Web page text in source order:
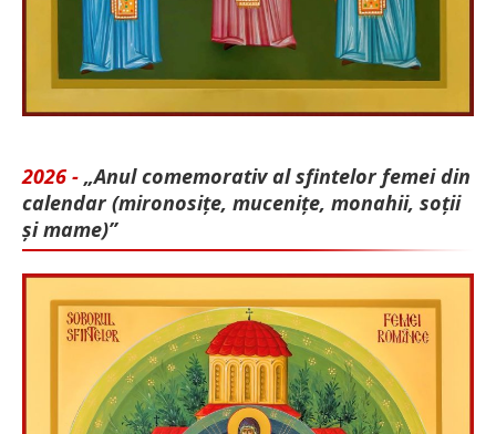
2026 - „Anul comemorativ al sfintelor femei din
calendar (mironosițe, mu­cenițe, monahii, soții
și mame)”